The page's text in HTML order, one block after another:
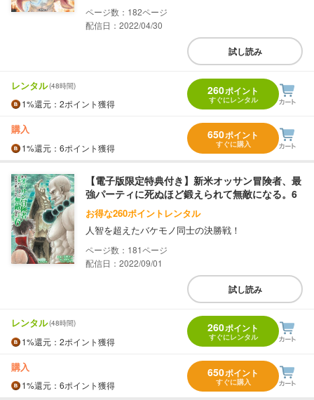
182
配信日：2022/04/30
試し読み
レンタル(48時間)
1%還元 ：2ポイント獲得
260ポイント
すぐにレンタル
購入
1%還元 ：6ポイント獲得
650ポイント
すぐに購入
【電子版限定特典付き】新米オッサン冒険者、最
強パーティに死ぬほど鍛えられて無敵になる。6
お得な260ポイントレンタル
人智を超えたバケモノ同士の決勝戦！
181
配信日：2022/09/01
試し読み
レンタル(48時間)
1%還元 ：2ポイント獲得
260ポイント
すぐにレンタル
購入
1%還元 ：6ポイント獲得
650ポイント
すぐに購入